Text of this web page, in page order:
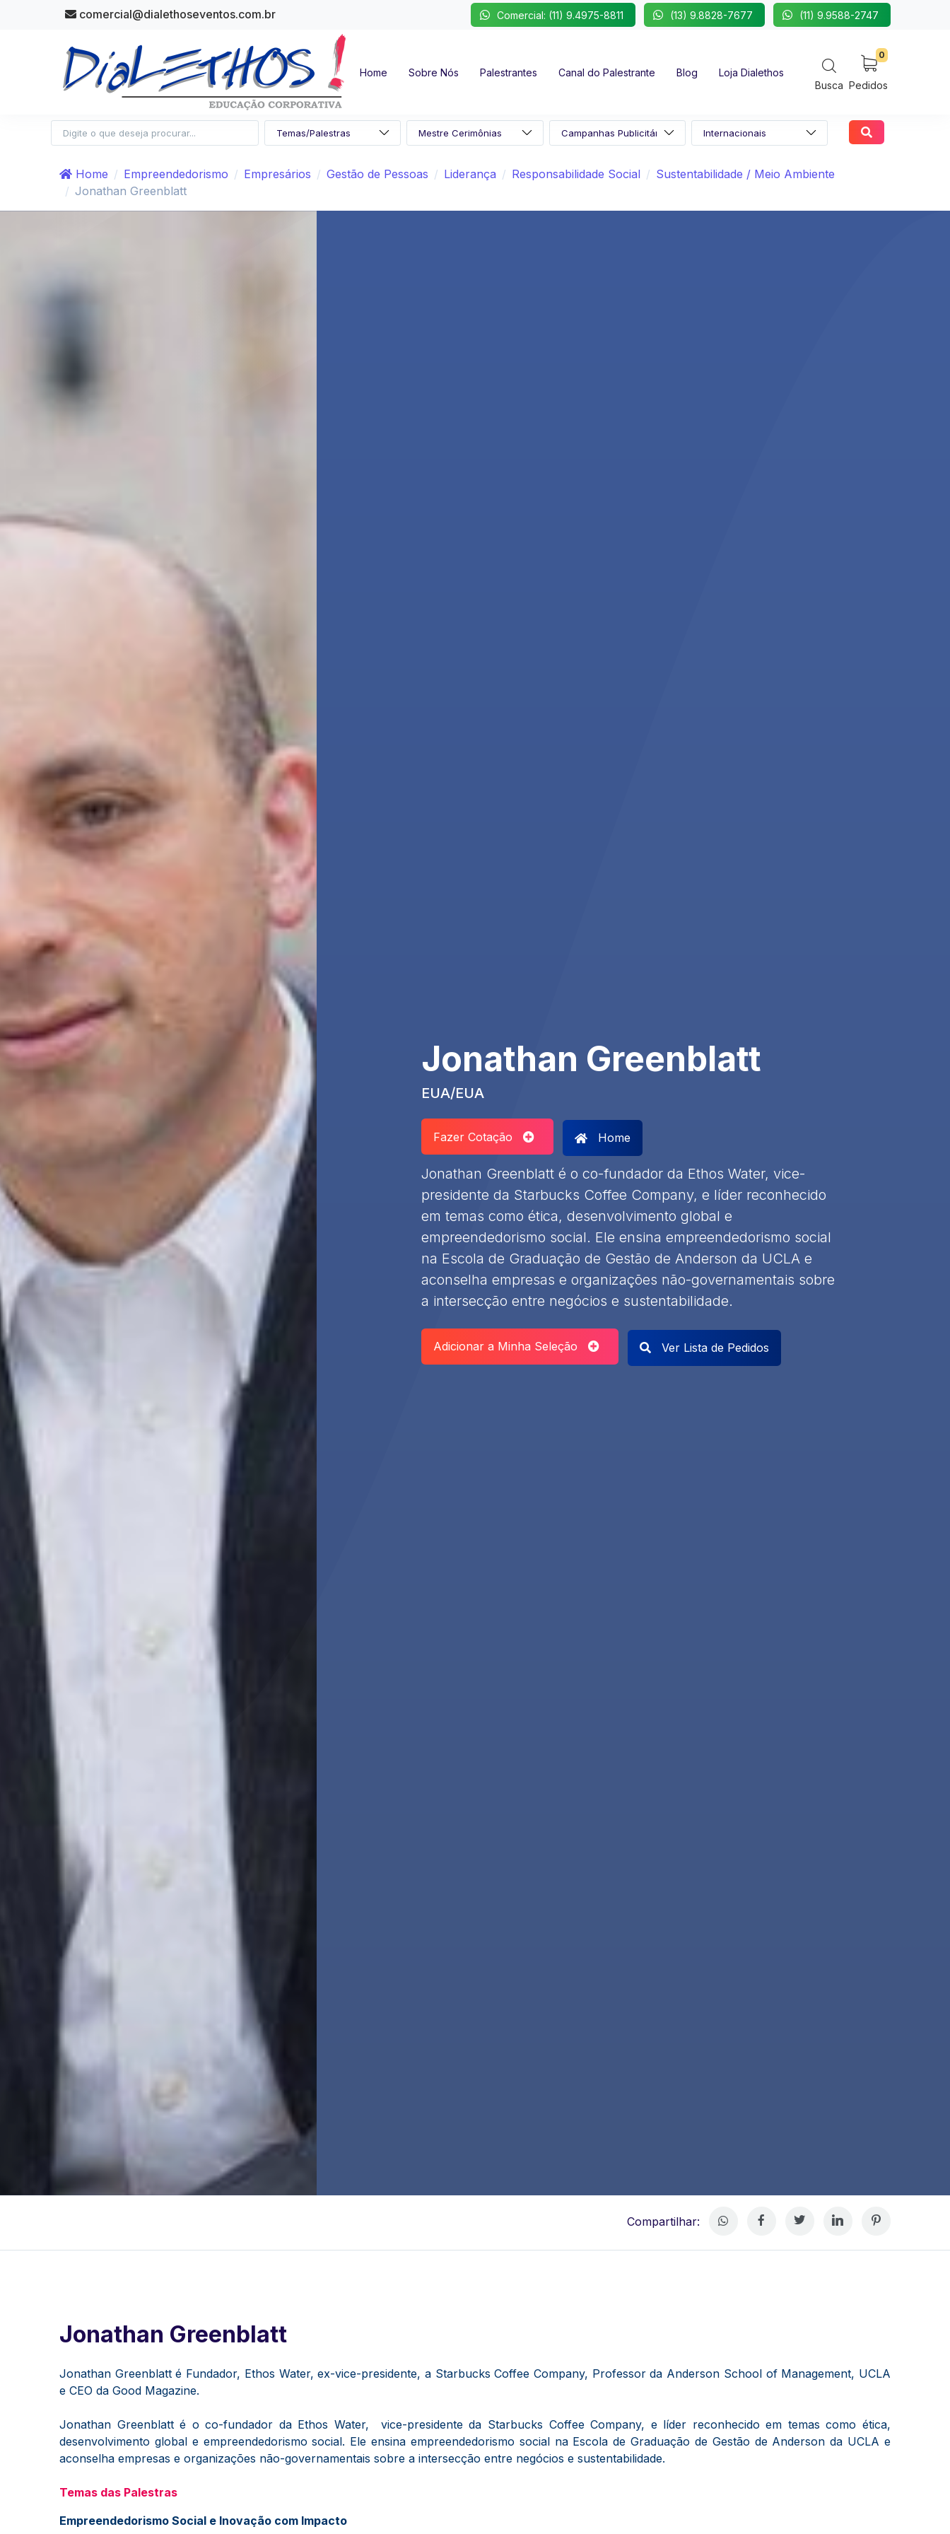
comercial@dialethoseventos.com.br Comercial: (11) 9.4975-8811 (13) 9.8828-7677 (11) 9.9588-2747
Home Sobre Nós Palestrantes Canal do Palestrante Blog
Loja Dialethos
Busca
0
Pedidos
Home Empreendedorismo Empresários Gestão de Pessoas Liderança Responsabilidade Social
Sustentabilidade / Meio Ambiente
Jonathan Greenblatt
Jonathan Greenblatt
EUA/EUA
Fazer Cotação Home
Jonathan Greenblatt é o co-fundador da Ethos Water, vice-
presidente da Starbucks Coffee Company, e líder reconhecido
em temas como ética, desenvolvimento global e
empreendedorismo social. Ele ensina empreendedorismo social
na Escola de Graduação de Gestão de Anderson da UCLA e
aconselha empresas e organizações não-governamentais sobre
a intersecção entre negócios e sustentabilidade.
Adicionar a Minha Seleção Ver Lista de Pedidos
Compartilhar:
Jonathan Greenblatt
Jonathan Greenblatt é Fundador, Ethos Water, ex-vice-presidente, a Starbucks Coffee Company, Professor da Anderson School of Management, UCLA
e CEO da Good Magazine.
Jonathan Greenblatt é o co-fundador da Ethos Water, vice-presidente da Starbucks Coffee Company, e líder reconhecido em temas como ética,
desenvolvimento global e empreendedorismo social. Ele ensina empreendedorismo social na Escola de Graduação de Gestão de Anderson da UCLA e
aconselha empresas e organizações não-governamentais sobre a intersecção entre negócios e sustentabilidade.
Temas das Palestras
Empreendedorismo Social e Inovação com Impacto